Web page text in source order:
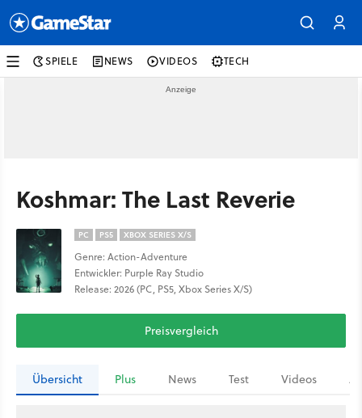
SPIELE NEWS VIDEOS TECH
Koshmar: The Last Reverie
PC PS5 XBOX SERIES X/S
Genre: Action-Adventure
Entwickler: Purple Ray Studio
Release: 2026 (PC, PS5, Xbox Series X/S)
Preisvergleich
Übersicht Plus News Test Videos